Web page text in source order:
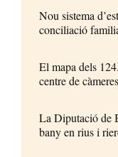
Nou sistema
conciliació
El mapa dels
centre de
La Diputació de
bany en rius i